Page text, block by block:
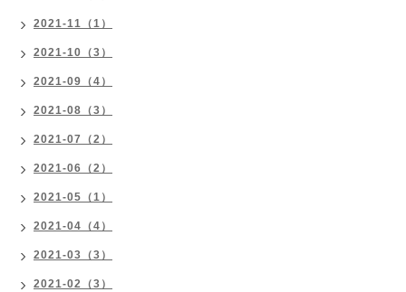
2021-11（1）
2021-10（3）
2021-09（4）
2021-08（3）
2021-07（2）
2021-06（2）
2021-05（1）
2021-04（4）
2021-03（3）
2021-02（3）